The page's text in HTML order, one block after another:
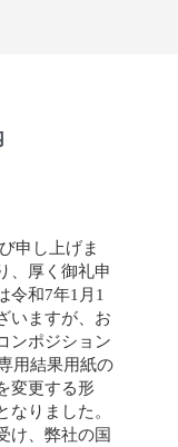
申し上げま
、厚く御礼申
令和7年1月1
いますが、お
ンポジション
用結果用紙の
変更する形
りました。
け、弊社の国